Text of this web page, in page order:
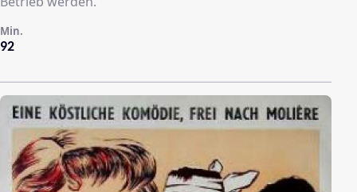
92
Min.